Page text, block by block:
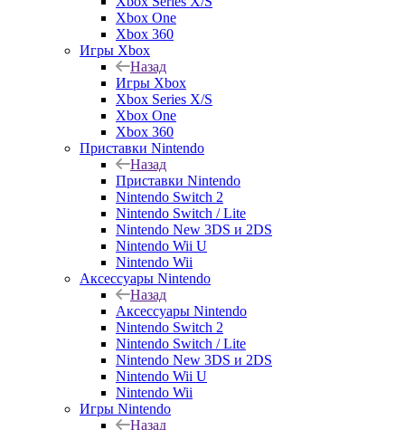
Xbox One
Xbox 360
Игры Xbox
Назад
Игры Xbox
Xbox Series X/S
Xbox One
Xbox 360
Приставки Nintendo
Назад
Приставки Nintendo
Nintendo Switch 2
Nintendo Switch / Lite
Nintendo New 3DS и 2DS
Nintendo Wii U
Nintendo Wii
Аксессуары Nintendo
Назад
Аксессуары Nintendo
Nintendo Switch 2
Nintendo Switch / Lite
Nintendo New 3DS и 2DS
Nintendo Wii U
Nintendo Wii
Игры Nintendo
Назад